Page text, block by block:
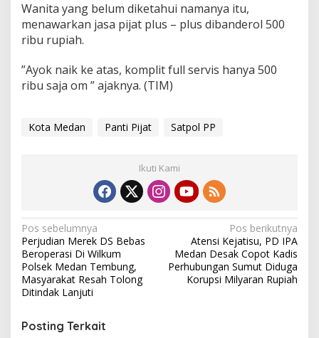
Wanita yang belum diketahui namanya itu,
menawarkan jasa pijat plus – plus dibanderol 500
ribu rupiah.
”Ayok naik ke atas, komplit full servis hanya 500
ribu saja om ” ajaknya. (TIM)
Kota Medan Panti Pijat Satpol PP
Ikuti Kami
N
a
v
i
a
Pos sebelumnya
Perjudian Merek DS Bebas
Beroperasi Di Wilkum
Polsek Medan Tembung,
Masyarakat Resah Tolong
Ditindak Lanjuti
Pos berikutnya
Atensi Kejatisu, PD IPA
Medan Desak Copot Kadis
Perhubungan Sumut Diduga
Korupsi Milyaran Rupiah
Posting Terkait